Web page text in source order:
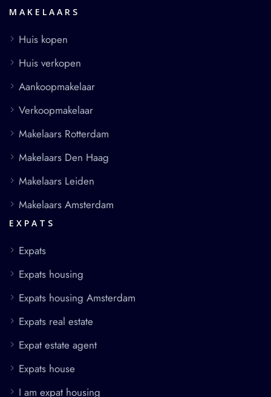
MAKELAARS
Huis kopen
Huis verkopen
Aankoopmakelaar
Verkoopmakelaar
Makelaars Rotterdam
Makelaars Den Haag
Makelaars Leiden
Makelaars Amsterdam
EXPATS
Expats
Expats housing
Expats housing Amsterdam
Expats real estate
Expat estate agent
Expats house
I am expat housing